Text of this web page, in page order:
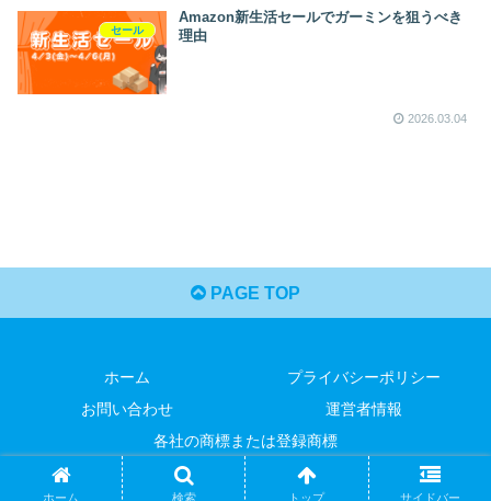
セール
Amazon新生活セールでガーミンを狙うべき
理由
2026.03.04
PAGE TOP
ホーム
プライバシーポリシー
お問い合わせ
運営者情報
各社の商標または登録商標
© 2026 OutdoorTrend All Rights Reserved.
ホーム 検索 トップ サイドバー